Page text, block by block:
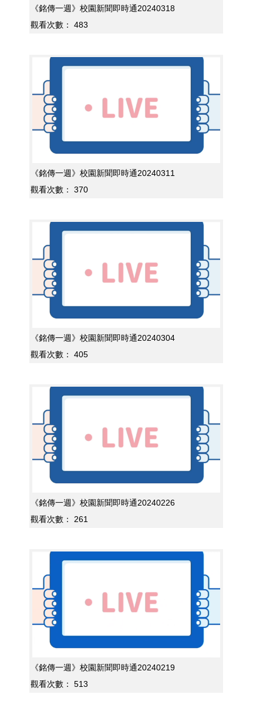
《銘傳一週》校園新聞即時通20240318
觀看次數：
483
《銘傳一週》校園新聞即時通20240311
觀看次數：
370
《銘傳一週》校園新聞即時通20240304
觀看次數：
405
《銘傳一週》校園新聞即時通20240226
觀看次數：
261
《銘傳一週》校園新聞即時通20240219
觀看次數：
513